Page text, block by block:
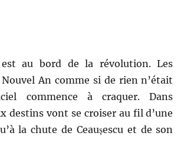
au bord de la révolution. Les
An comme si de rien n’était
commence à craquer. Dans
destins vont se croiser au fil d’une
la chute de Ceaușescu et de son